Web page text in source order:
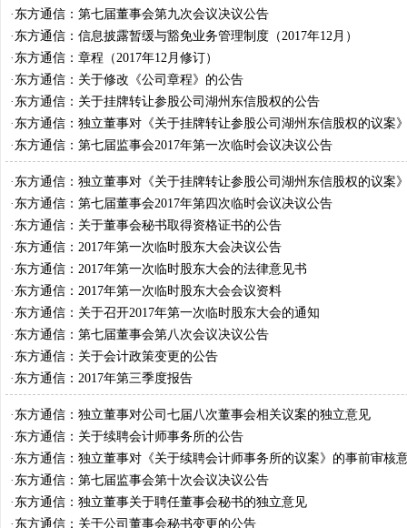
· 东方通信：第七届董事会第九次会议决议公告
· 东方通信：信息披露暂缓与豁免业务管理制度（2017年12月）
· 东方通信：章程（2017年12月修订）
· 东方通信：关于修改《公司章程》的公告
· 东方通信：关于挂牌转让参股公司湖州东信股权的公告
· 东方通信：独立董事对《关于挂牌转让参股公司湖州东信股权的议案
见
· 东方通信：第七届监事会2017年第一次临时会议决议公告
· 东方通信：独立董事对《关于挂牌转让参股公司湖州东信股权的议案
核意见
· 东方通信：第七届董事会2017年第四次临时会议决议公告
· 东方通信：关于董事会秘书取得资格证书的公告
· 东方通信：2017年第一次临时股东大会决议公告
· 东方通信：2017年第一次临时股东大会的法律意见书
· 东方通信：2017年第一次临时股东大会会议资料
· 东方通信：关于召开2017年第一次临时股东大会的通知
· 东方通信：第七届董事会第八次会议决议公告
· 东方通信：关于会计政策变更的公告
· 东方通信：2017年第三季度报告
· 东方通信：独立董事对公司七届八次董事会相关议案的独立意见
· 东方通信：关于续聘会计师事务所的公告
· 东方通信：独立董事对《关于续聘会计师事务所的议案》的事前审核
· 东方通信：第七届监事会第十次会议决议公告
· 东方通信：独立董事关于聘任董事会秘书的独立意见
· 东方通信：关于公司董事会秘书变更的公告